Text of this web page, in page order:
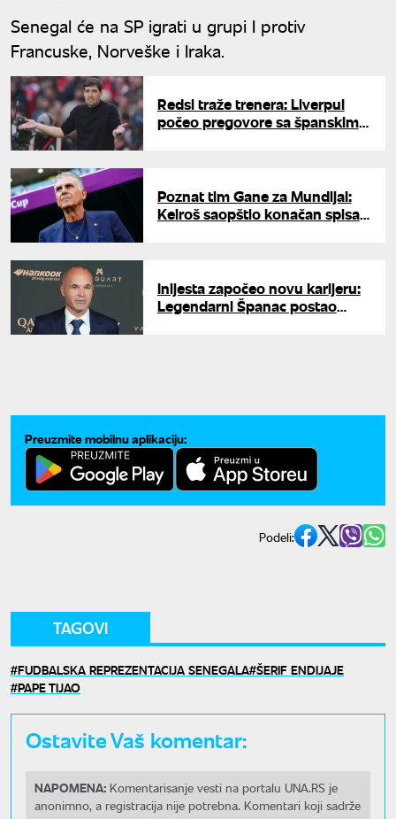
Senegal će na SP igrati u grupi I protiv
Francuske, Norveške i Iraka.
Redsi traže trenera: Liverpul
počeo pregovore sa španskim
Poznat tim Gane za Mundijal:
Keiroš saopštio konačan spisak
Inijesta započeo novu karijeru:
Legendarni Španac postao
Preuzmite mobilnu aplikaciju:
Podeli:
TAGOVI
FUDBALSKA REPREZENTACIJA SENEGALA ŠERIF ENDIJAJE
PAPE TIJAO
Ostavite Vaš komentar:
NAPOMENA: Komentarisanje vesti na portalu UNA.RS je
anonimno, a registracija nije potrebna. Komentari koji sadrže